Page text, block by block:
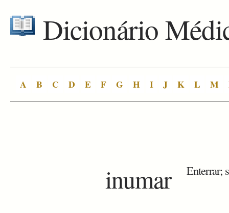
Dicionário
A B C D E F G H I J K L M
inumar Enterrar;